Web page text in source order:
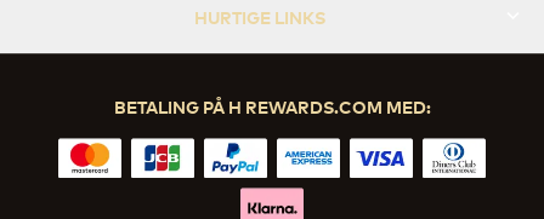
HURTIGE LINKS
BETALING PÅ H REWARDS.COM MED: